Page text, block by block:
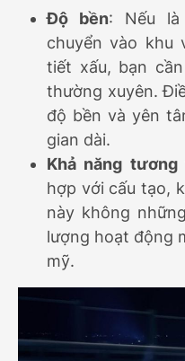
Độ bền: Nếu là
chuyển vào khu
tiết xấu, bạn
thường xuyên.
độ bền và yên
gian dài.
Khả năng tương
hợp với cấu tạo,
này không
lượng hoạt động
mỹ.